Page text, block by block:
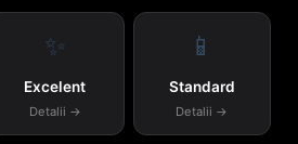
✨
Excelent
Detalii →
📱
Standard
Detalii →